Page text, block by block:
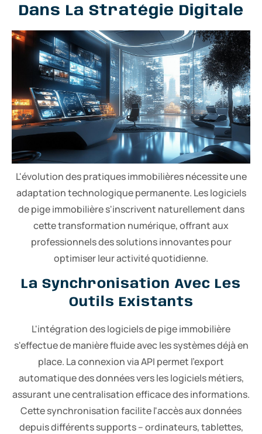
Dans La Stratégie Digitale
L'évolution des pratiques immobilières nécessite une
adaptation technologique permanente. Les logiciels
de pige immobilière s'inscrivent naturellement dans
cette transformation numérique, offrant aux
professionnels des solutions innovantes pour
optimiser leur activité quotidienne.
La Synchronisation Avec Les
Outils Existants
L'intégration des logiciels de pige immobilière
s'effectue de manière fluide avec les systèmes déjà en
place. La connexion via API permet l'export
automatique des données vers les logiciels métiers,
assurant une centralisation efficace des informations.
Cette synchronisation facilite l'accès aux données
depuis différents supports – ordinateurs, tablettes,